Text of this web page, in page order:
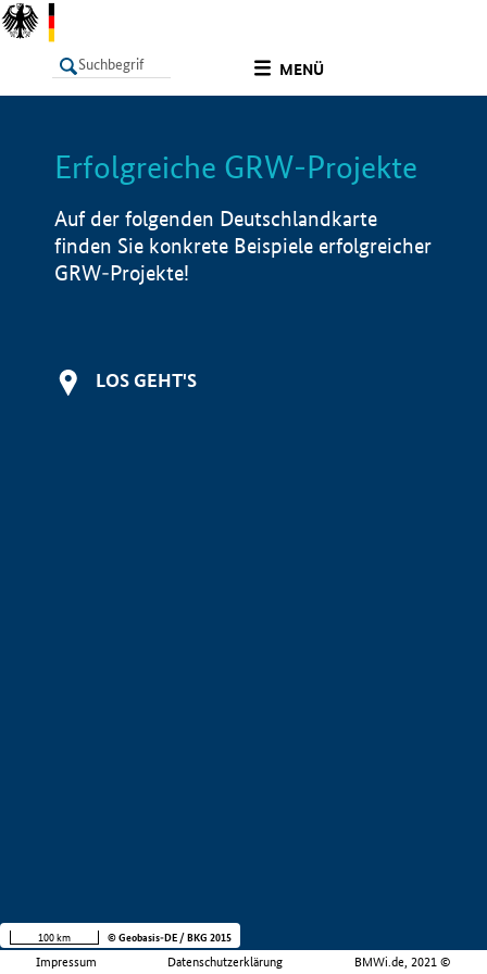
MENÜ
LISTE Info
Erfolgreiche GRW-Projekte
Auf der folgenden Deutschlandkarte
finden Sie konkrete Beispiele erfolgreicher
GRW-Projekte!
LOS GEHT'S
Impressum Datenschutzerklärung BMWi.de, 2021 ©
100 km © Geobasis-DE / BKG 2015